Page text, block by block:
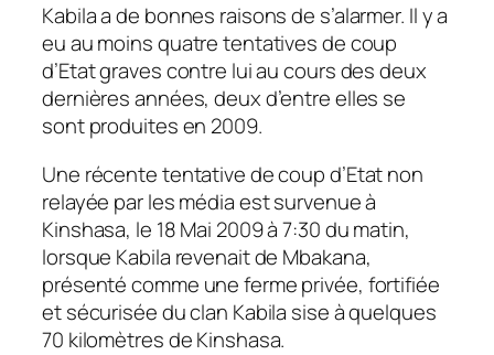
Kabila a de bonnes raisons de s’alarmer. Il y a
eu au moins quatre tentatives de coup
d’Etat graves contre lui au cours des deux
dernières années, deux d’entre elles se
sont produites en 2009.
Une récente tentative de coup d’Etat non
relayée par les média est survenue à
Kinshasa, le 18 Mai 2009 à 7:30 du matin,
lorsque Kabila revenait de Mbakana,
présenté comme une ferme privée, fortifiée
et sécurisée du clan Kabila sise à quelques
70 kilomètres de Kinshasa.